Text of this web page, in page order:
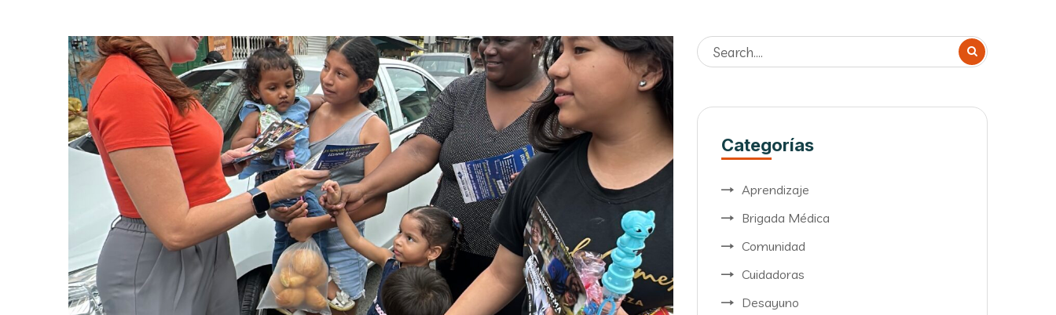
Categorías
Aprendizaje
Brigada Médica
Comunidad
Cuidadoras
Desayuno